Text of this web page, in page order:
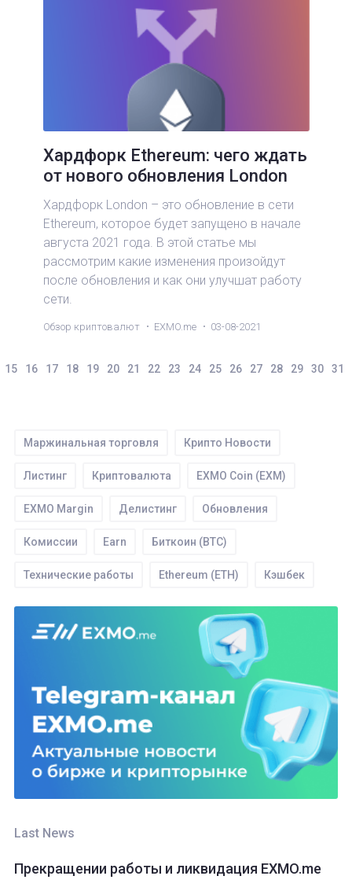
Хардфорк Ethereum: чего ждать
от нового обновления London
Хардфорк London – это обновление в сети
Ethereum, которое будет запущено в начале
августа 2021 года. В этой статье мы
рассмотрим какие изменения произойдут
после обновления и как они улучшат работу
сети.
Обзор криптовалют EXMO.me 03-08-2021
15 16 17 18 19 20 21 22 23 24 25 26 27 28 29 30 31
Маржинальная торговля Крипто Новости
Листинг Криптовалюта EXMO Coin (EXM)
EXMO Mаrgin Делистинг Обновления
Комиссии Earn Биткоин (BTC)
Технические работы Ethereum (ETH) Кэшбек
Торги Tether (USDT) SEPA WIRE IEO
Ввод ROOBEE (ROOBEE) Ордера
Партнерство
Ethereum classic (ETC) Bitcoin Cash (BCH)
Last News
Прекращении работы и ликвидация EXMO.me